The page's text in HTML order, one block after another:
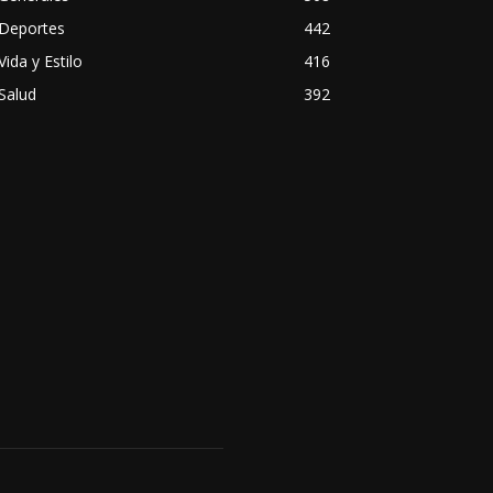
Deportes
442
y Estilo
416
392